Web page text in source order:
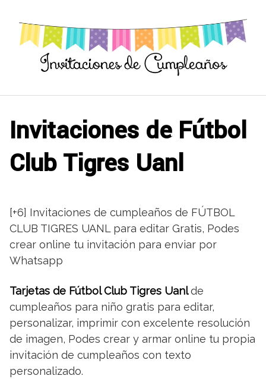
contenido
Invitaciones de Fútbol
Club Tigres Uanl
[+6] Invitaciones de cumpleaños de FÚTBOL
CLUB TIGRES UANL para editar Gratis, Podes
crear online tu invitación para enviar por
Whatsapp
Tarjetas de Fútbol Club Tigres Uanlde
cumpleaños para niño gratis para editar,
personalizar, imprimir con excelente resolución
de imagen, Podes crear y armar online tu propia
invitación de cumpleaños con texto
personalizado.